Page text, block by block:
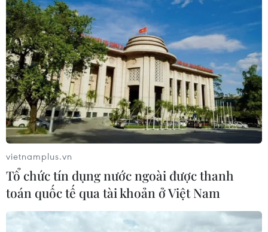
vietnamplus.vn
Tổ chức tín dụng nước ngoài được thanh
toán quốc tế qua tài khoản ở Việt Nam